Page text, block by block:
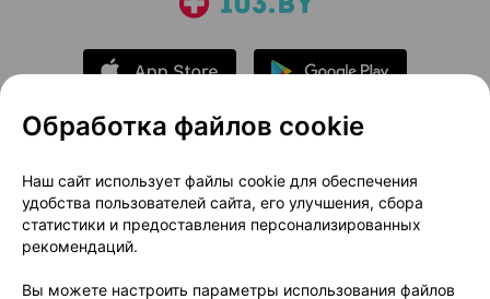
О проекте
Новости проекта
Размещение рекламы
Медицинский маркетинг
Публичный договор
Доставка
Обработка файлов cookie
Наш сайт использует файлы cookie для обеспечения
удобства пользователей сайта, его улучшения, сбора
статистики и предоставления персонализированных
рекомендаций.
Вы можете настроить параметры использования файлов